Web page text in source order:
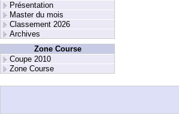
Présentation
Master du mois
Classement 2026
Archives
Zone Course
Coupe 2010
Zone Course